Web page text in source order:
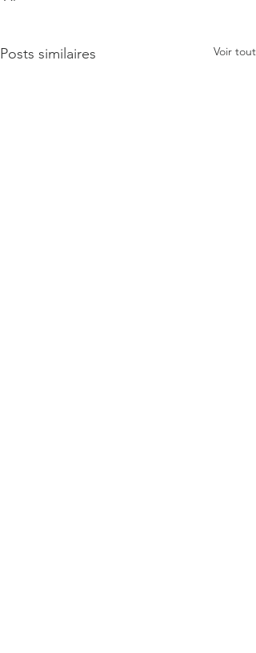
Posts similaires Voir tout